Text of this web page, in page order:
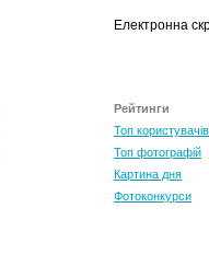
Електронна
Рейтинги
Топ користувачів
Топ фотографій
Картина дня
Фотоконкурси